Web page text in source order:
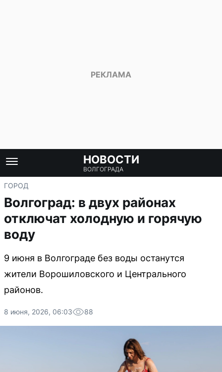
НОВОСТИ
ВОЛГОГРАДА
ГОРОД
Волгоград: в двух районах
отключат холодную и горячую
воду
9 июня в Волгограде без воды останутся
жители Ворошиловского и Центрального
районов.
8 июня, 2026, 06:03 88